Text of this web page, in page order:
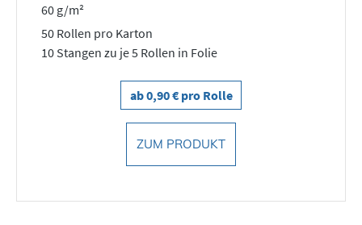
60 g/m²
50 Rollen pro Karton
10 Stangen zu je 5 Rollen in Folie
ab 0,90 € pro Rolle
ZUM PRODUKT